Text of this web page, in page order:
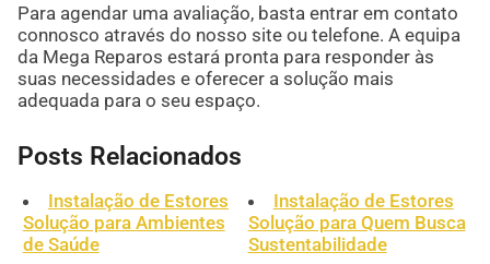
Para agendar uma avaliação, basta entrar em contato
connosco através do nosso site ou telefone. A equipa
da Mega Reparos estará pronta para responder às
suas necessidades e oferecer a solução mais
adequada para o seu espaço.
Posts Relacionados
Instalação de Estores
Solução para Ambientes
de Saúde
Instalação de Estores
Solução para Quem Busca
Sustentabilidade